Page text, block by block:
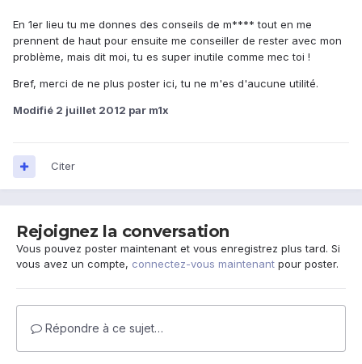
En 1er lieu tu me donnes des conseils de m**** tout en me
prennent de haut pour ensuite me conseiller de rester avec mon
problème, mais dit moi, tu es super inutile comme mec toi !
Bref, merci de ne plus poster ici, tu ne m'es d'aucune utilité.
Modifié 2 juillet 2012 par m1x
Citer
Rejoignez la conversation
Vous pouvez poster maintenant et vous enregistrez plus tard. Si
vous avez un compte, connectez-vous maintenant pour poster.
Répondre à ce sujet…